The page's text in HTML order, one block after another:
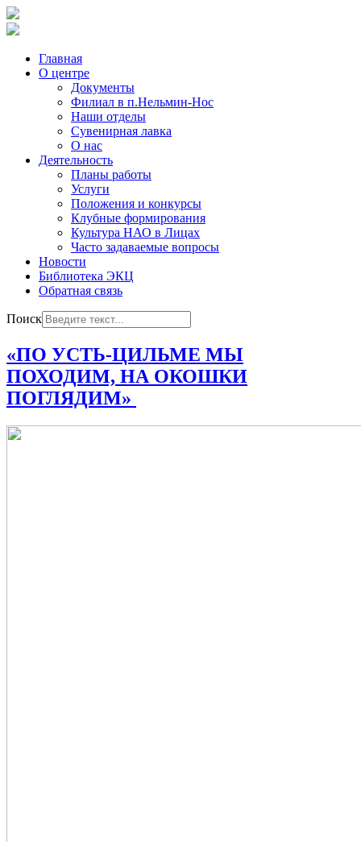
Главная
О центре
Документы
Филиал в п.Нельмин-Нос
Наши отделы
Сувенирная лавка
О нас
Деятельность
Планы работы
Услуги
Положения и конкурсы
Клубные формирования
Культура НАО в Лицах
Часто задаваемые вопросы
Новости
Библиотека ЭКЦ
Обратная связь
Поиск
«ПО УСТЬ‑ЦИЛЬМЕ МЫ
ПОХОДИМ, НА ОКОШКИ
ПОГЛЯДИМ»